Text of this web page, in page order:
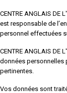
CENTRE ANGLAIS DE
est responsable de
personnel effectuées
CENTRE ANGLAIS DE
données personnelles
pertinentes.
Vos données sont